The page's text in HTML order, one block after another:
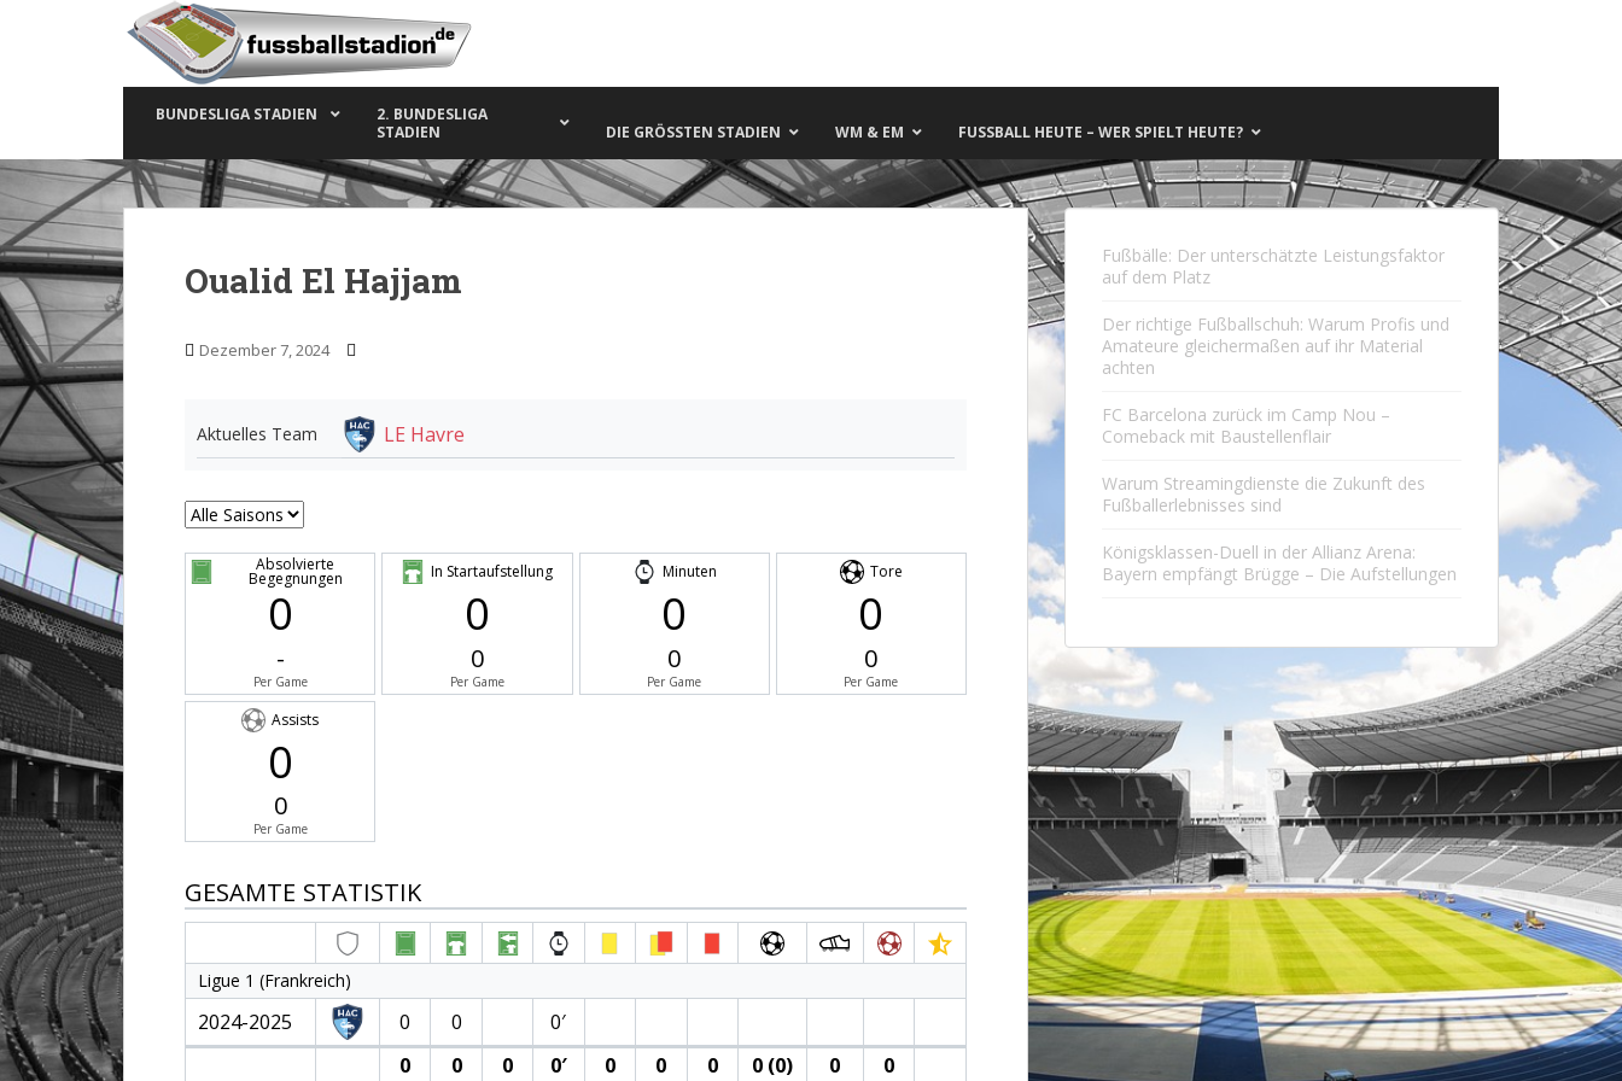
m
i
n
c
o
n
t
n
t
BUNDESLIGA STADIEN
2. BUNDESLIGA
STADIEN
DIE GRÖSSTEN STADIEN WM & EM FUSSBALL HEUTE – WER SPIELT HEUTE?
Oualid El Hajjam
Dezember 7, 2024
Aktuelles Team LE Havre
Absolvierte
Begegnungen
0
-
Per Game
In Startaufstellung
0
0
Per Game
Minuten
0
0
Per Game
Tore
0
0
Per Game
Assists
0
0
Per Game
GESAMTE STATISTIK
Ligue 1 (Frankreich)
2024-2025 0 0
0′
0
0 0 0′ 0 0 0 0 (0) 0 0
Fußbälle: Der unterschätzte Leistungsfaktor
auf dem Platz
Der richtige Fußballschuh: Warum Profis und
Amateure gleichermaßen auf ihr Material
achten
FC Barcelona zurück im Camp Nou –
Comeback mit Baustellenflair
Warum Streamingdienste die Zukunft des
Fußballerlebnisses sind
Königsklassen-Duell in der Allianz Arena:
Bayern empfängt Brügge – Die Aufstellungen